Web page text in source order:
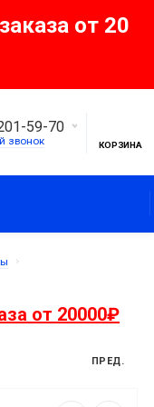
от 20
59-70
звонок КОРЗИНА
от 20000₽
ПРЕД.